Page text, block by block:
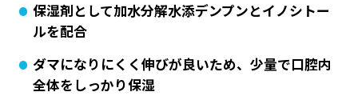
保湿剤として加水分解水添デンプンとイノシトー
ルを配合
ダマになりにくく伸びが良いため、少量で口腔内
全体をしっかり保湿